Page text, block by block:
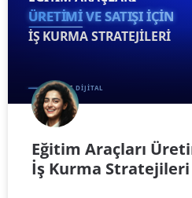
Eğitim Araçları
İş Kurma Stratejileri